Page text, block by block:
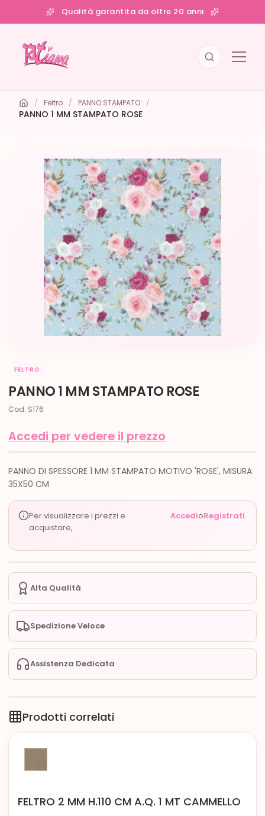
Qualità garantita da oltre 20 anni
/ Feltro / PANNO STAMPATO /
PANNO 1 MM STAMPATO ROSE
FELTRO
PANNO 1 MM STAMPATO ROSE
Cod. S176
Accedi per vedere il prezzo
PANNO DI SPESSORE 1 MM STAMPATO MOTIVO 'ROSE', MISURA
35X50 CM
Per visualizzare i prezzi e
acquistare,
AccedioRegistrati.
Alta Qualità
Spedizione Veloce
Assistenza Dedicata
Prodotti correlati
FELTRO 2 MM H.110 CM A.Q. 1 MT CAMMELLO